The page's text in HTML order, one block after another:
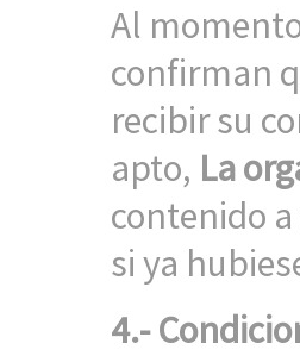
Al
confirman
recibir su
apto, La
contenido
si ya
4.-